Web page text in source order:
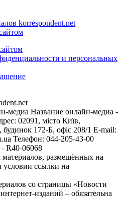
korrespondent.net
и персональных
медиа Название онлайн-медиа -
02091, місто Київ,
172-Б, офіс 208/1 E-mail:
Телефон: 044-205-43-00
R40-06068
размещённых на
условии ссылки на
со страницы «Новости
изданий – обязательна